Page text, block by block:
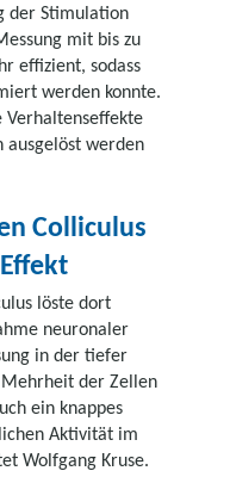
der Stimulation
mit bis zu
effizient, sodass
werden konnte.
Verhaltenseffekte
werden
Colliculus
löste dort
neuronaler
in der tiefer
der Zellen
ein knappes
Aktivität im
Wolfgang Kruse.